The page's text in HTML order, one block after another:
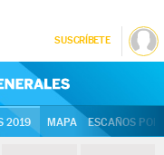
SUSCRÍBETE
2019 MAPA ESCAÑOS